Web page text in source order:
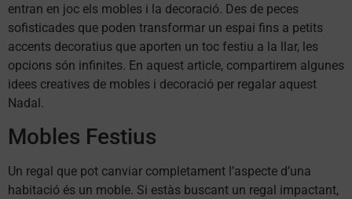
entran en joc els mobles i la decoració. Des de peces
sofisticades que poden transformar un espai fins a petits
accents decoratius que aporten un toc festiu a la llar, les
opcions són infinites. En aquest article, compartirem algunes
idees creatives de mobles i decoració per regalar aquest
Nadal.
Mobles Festius
Un regal que pot canviar completament l’aspecte d’una
habitació és un moble. Si estàs buscant un regal impactant,